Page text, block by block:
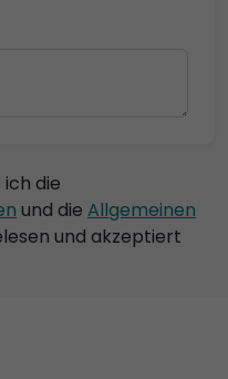
die
und die Allgemeinen
und akzeptiert